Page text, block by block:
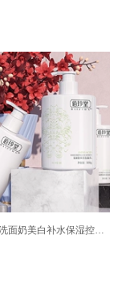
氨基酸温和洗面奶美白补水保湿控油深层清洁